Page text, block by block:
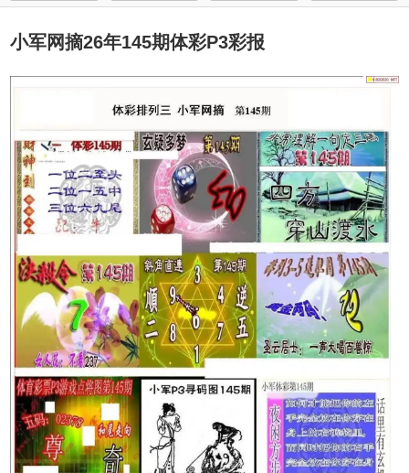
小军网摘26年145期体彩P3彩报